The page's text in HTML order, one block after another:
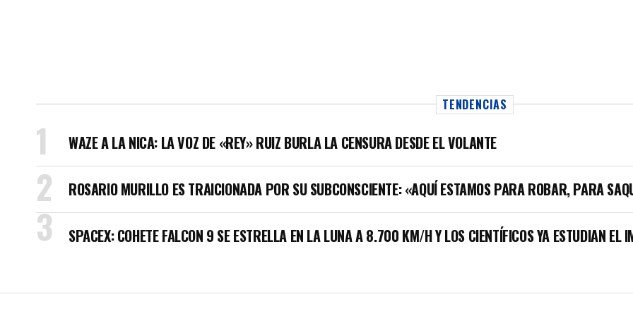
TENDENCIAS
WAZE A LA NICA: LA VOZ DE «REY» RUIZ BURLA LA CENSURA DESDE EL VOLANTE
ROSARIO MURILLO ES TRAICIONADA POR SU SUBCONSCIENTE: «AQUÍ ESTAMOS PARA ROBAR, PARA
SPACEX: COHETE FALCON 9 SE ESTRELLA EN LA LUNA A 8.700 KM/H Y LOS CIENTÍFICOS YA ESTUDIAN EL